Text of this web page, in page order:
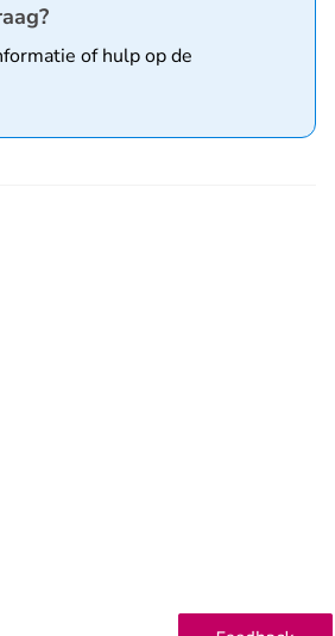
of hulp op de
- U verlaat Rechtspraak.nl
- U verlaat Rechtspraak.nl
- U verlaat Rechtspraak.nl
Youtube - U verlaat Rechtspraak.nl
op LinkedIn - U verlaat
de hoogte' nieuwsbrief - U verlaat